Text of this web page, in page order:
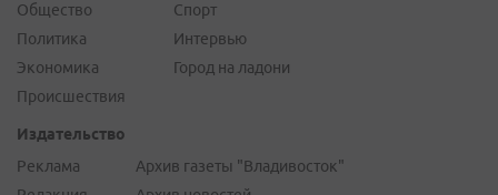
Общество
Политика
Экономика
Происшествия
Спорт
Интервью
Город на ладони
Издательство
Реклама
Архив газеты "Владивосток"